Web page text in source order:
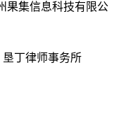
果集信息科技有限公
丁律师事务所